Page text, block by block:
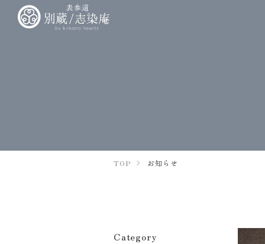
TOP お知らせ
Category